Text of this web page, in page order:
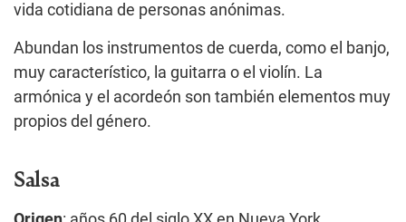
vida cotidiana de personas anónimas.
Abundan los instrumentos de cuerda, como el banjo,
muy característico, la guitarra o el violín. La
armónica y el acordeón son también elementos muy
propios del género.
Salsa